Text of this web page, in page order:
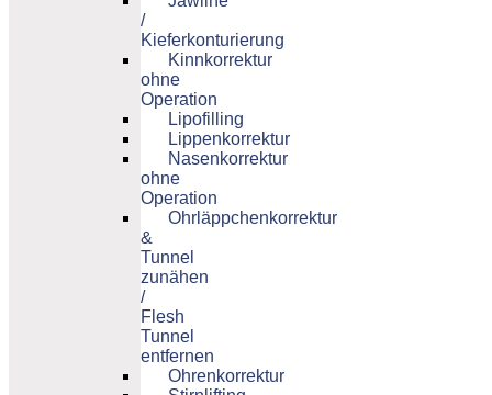
/
Kieferkonturierung
Kinnkorrektur
ohne
Operation
Lipofilling
Lippenkorrektur
Nasenkorrektur
ohne
Operation
Ohrläppchenkorrektur
&
Tunnel
zunähen
/
Flesh
Tunnel
entfernen
Ohrenkorrektur